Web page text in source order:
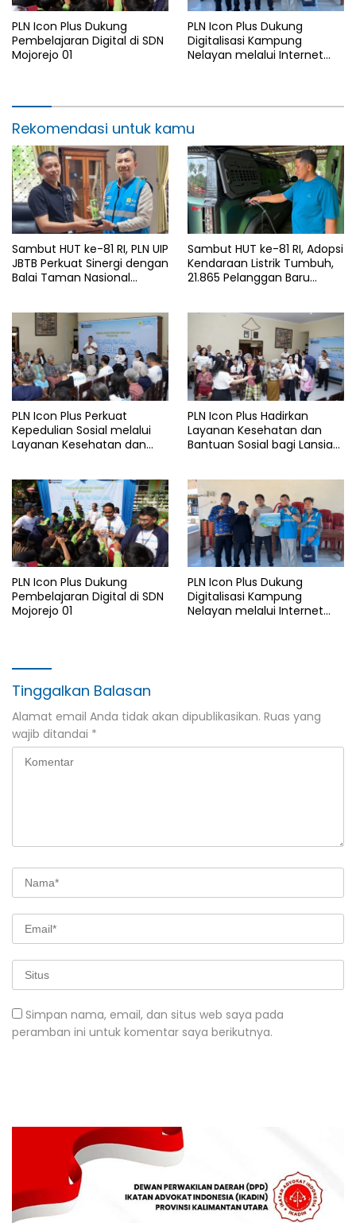
PLN Icon Plus Dukung
Pembelajaran Digital di SDN
Mojorejo 01
PLN Icon Plus Dukung
Digitalisasi Kampung
Nelayan melalui Internet
Rekomendasi untuk kamu
Sambut HUT ke-81 RI, PLN UIP
JBTB Perkuat Sinergi dengan
Balai Taman Nasional
kV Paiton–
Watudodol/Kalipuro
Sambut HUT ke-81 RI, Adopsi
Kendaraan Listrik Tumbuh,
21.865 Pelanggan Baru
PLN Icon Plus Perkuat
Kepedulian Sosial melalui
Layanan Kesehatan dan
PLN Icon Plus Hadirkan
Layanan Kesehatan dan
Bantuan Sosial bagi Lansia
PLN Icon Plus Dukung
Pembelajaran Digital di SDN
Mojorejo 01
PLN Icon Plus Dukung
Digitalisasi Kampung
Nelayan melalui Internet
Tinggalkan Balasan
Alamat email Anda tidak akan dipublikasikan. Ruas yang
wajib ditandai *
Simpan nama, email, dan situs web saya pada
peramban ini untuk komentar saya berikutnya.